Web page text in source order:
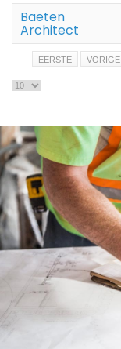
Baeten
Architect
EERSTE VORIGE